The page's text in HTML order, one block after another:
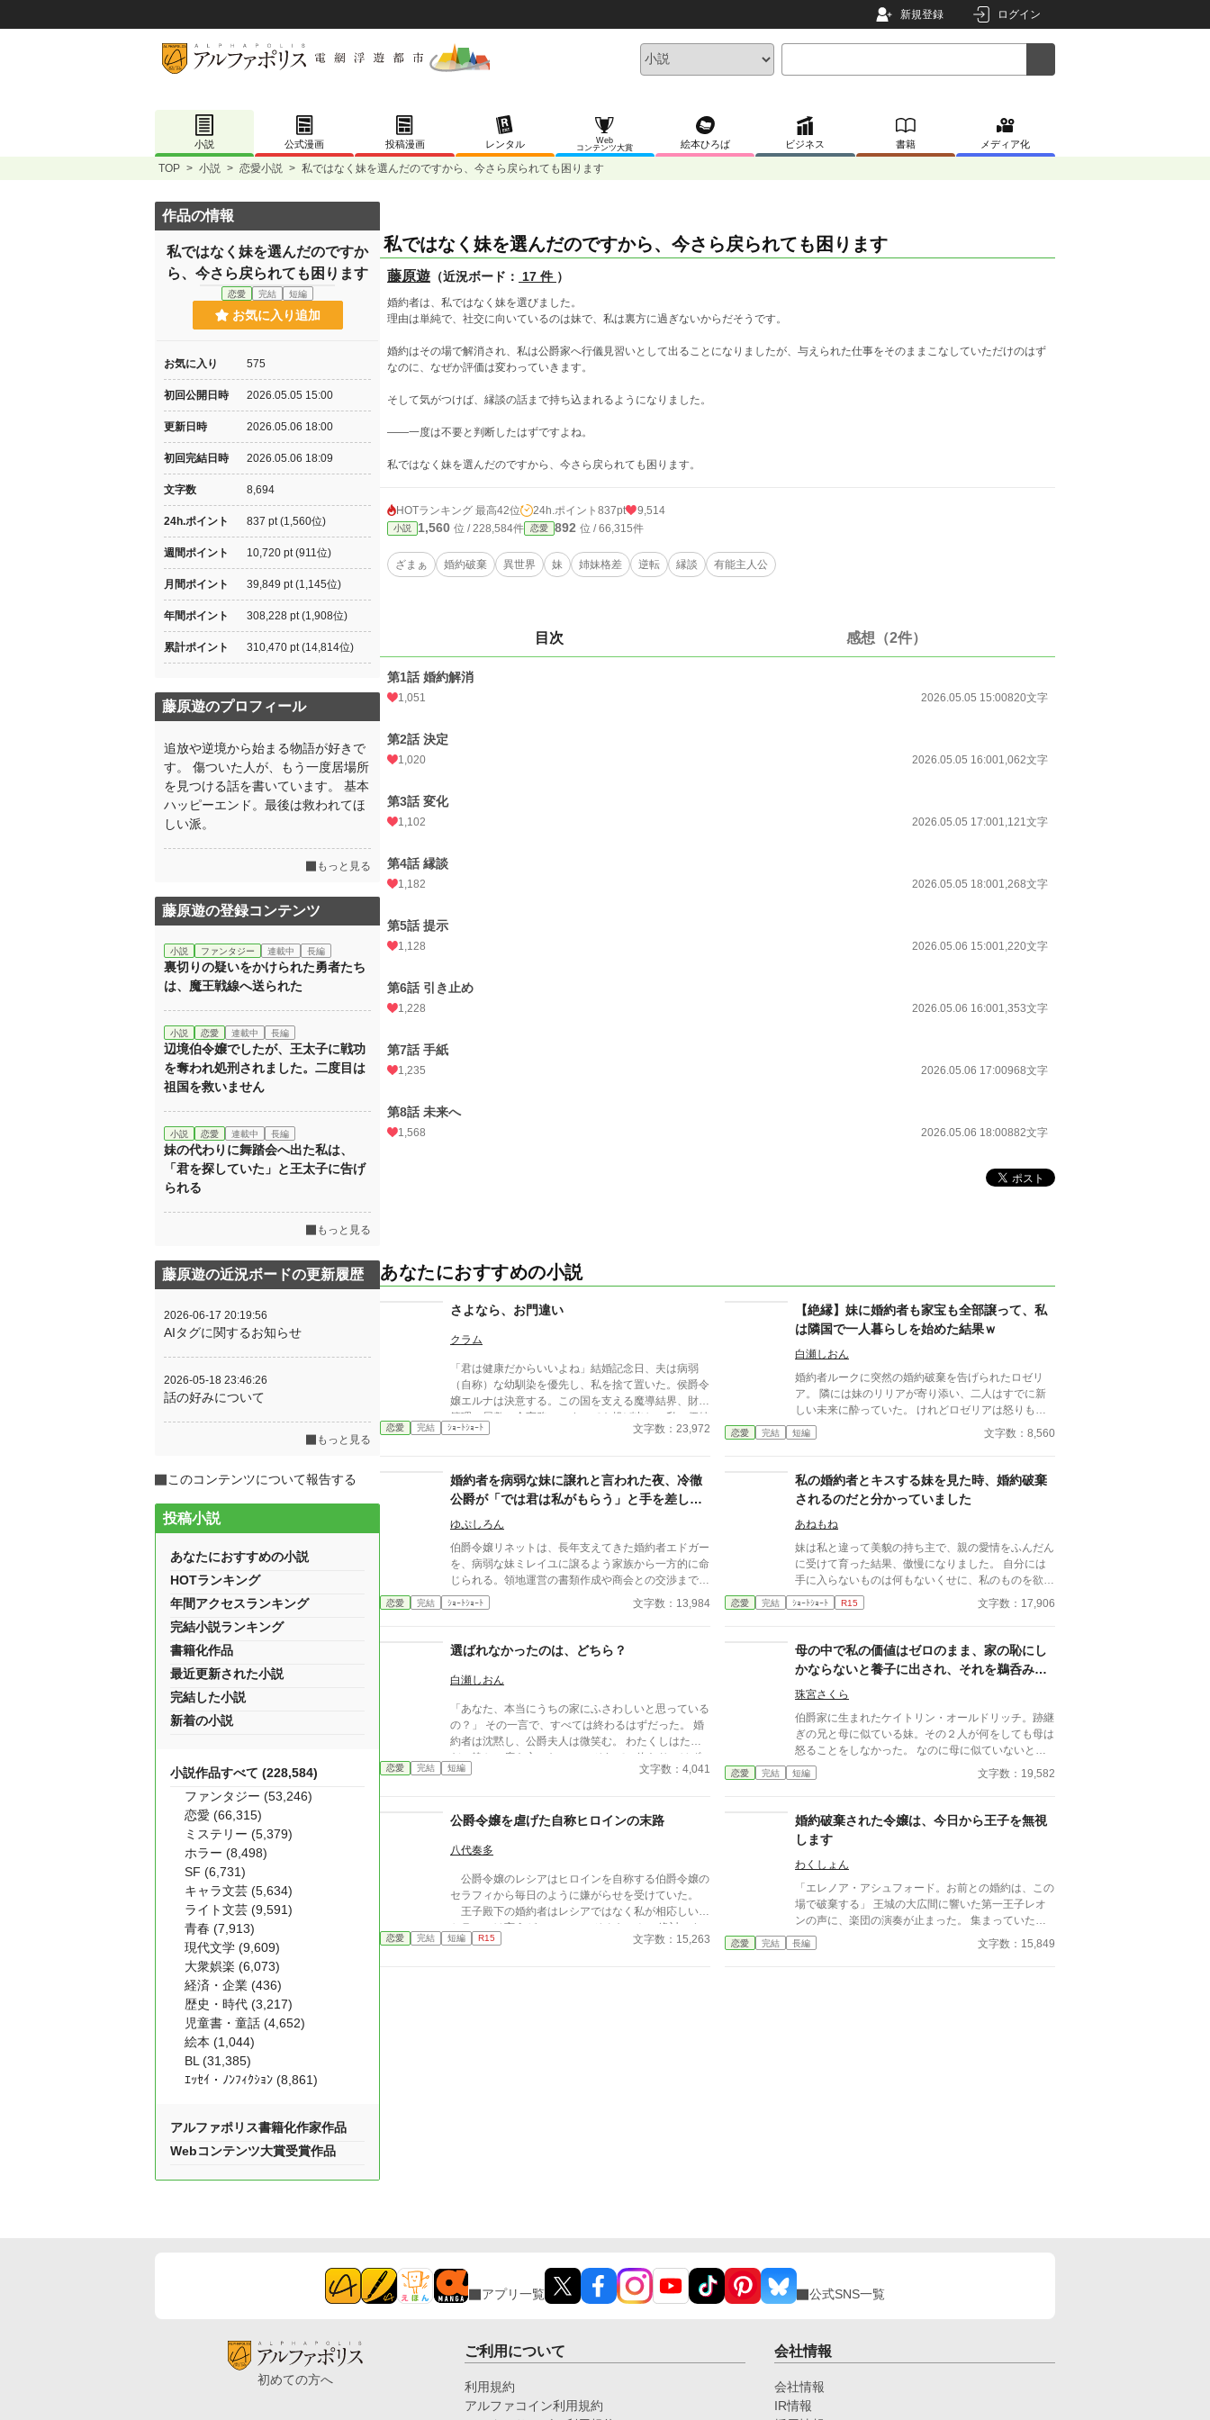
新規登録 ログイン
小説 公式漫画 投稿漫画 レンタル
Web
コンテンツ大賞
絵本ひろば ビジネス 書籍 メディア化
TOP > 小説 > 恋愛小説 > 私ではなく妹を選んだのですから、今さら戻られても困ります
私ではなく妹を選んだのですから、今さら戻られても困ります
藤原遊 （近況ボード： 17 件 ）
婚約者は、私ではなく妹を選びました。
理由は単純で、社交に向いているのは妹で、私は裏方に過ぎないからだそうです。
婚約はその場で解消され、私は公爵家へ行儀見習いとして出ることになりましたが、与えられた仕事をそのままこなしていただけのはず
なのに、なぜか評価は変わっていきます。
そして気がつけば、縁談の話まで持ち込まれるようになりました。
——一度は不要と判断したはずですよね。
私ではなく妹を選んだのですから、今さら戻られても困ります。
HOTランキング 最高42位 24h.ポイント 837pt 9,514
小説 1,560 位 / 228,584件 恋愛 892 位 / 66,315件
ざまぁ 婚約破棄 異世界 妹 姉妹格差 逆転 縁談 有能主人公
目次 感想（2件）
第1話 婚約解消
1,051 2026.05.05 15:00820文字
第2話 決定
1,020 2026.05.05 16:001,062文字
第3話 変化
1,102 2026.05.05 17:001,121文字
第4話 縁談
1,182 2026.05.05 18:001,268文字
第5話 提示
1,128 2026.05.06 15:001,220文字
第6話 引き止め
1,228 2026.05.06 16:001,353文字
第7話 手紙
1,235 2026.05.06 17:00968文字
第8話 未来へ
1,568 2026.05.06 18:00882文字
あなたにおすすめの小説
さよなら、お門違い
クラム
「君は健康だからいいよね」結婚記念日、夫は病弱
（自称）な幼馴染を優先し、私を捨て置いた。侯爵令
嬢エルナは決意する。この国を支える魔導結界、財政
管理、屋敷の全実務――すべてを投げ出し、私の価値
を正しく評価する場所へ行くと。鍵を折った瞬間、崩
恋愛 完結 ｼｮｰﾄｼｮｰﾄ 文字数：23,972
【絶縁】妹に婚約者も家宝も全部譲って、私
は隣国で一人暮らしを始めた結果ｗ
白瀬しおん
婚約者ルークに突然の婚約破棄を告げられたロゼリ
ア。 隣には妹のリリアが寄り添い、二人はすでに新
しい未来に酔っていた。 けれどロゼリアは怒りも悲
しみも見せず、婚約者も、屋敷も、そしてアルドレイ
ン家に伝わる“家宝の首飾り”までも妹に譲って、ひと
は、驚くほど穏やかだった。 美味しいスープ、星読
みにスケッチ、親切な人々。 ようやく手に入れた
「自分の人生」を、ロゼリアは静かに楽しみ始める。
一方その頃—— 家宝の首飾りを手に入れた妹と元婚
約者は、少しずつ“何か”がおかしくなり始めてい
て……？ これは全部を手放した令嬢が、隣国で幸せ
を掴むまでのお話。🌹
恋愛 完結 短編 文字数：8,560
婚約者を病弱な妹に譲れと言われた夜、冷徹
公爵が「では君は私がもらう」と手を差し伸
べてくれました
ゆぷしろん
伯爵令嬢リネットは、長年支えてきた婚約者エドガー
を、病弱な妹ミレイユに譲るよう家族から一方的に命
じられる。領地運営の書類作成や商会との交渉までこ
なし、婚約者を陰で支えてきたにもかかわらず、その
働きはすべて当然のように奪われてきたのだ。 失意
は、“冷徹公爵”と噂される王弟アシュレイ・クロフォ
ード。 彼はリネットの才覚を見抜き、「では君は私
がもらう」と告げて、公爵領へ迎え入れる。 ようや
は、北方公爵領で筆頭補佐官として活躍し始める。一
方、彼女を失った元婚約者と家族は、次第に行き詰ま
っていき――。 これは、搾取され続けた令嬢が、自
分の価値を認めてくれる人と出会い、後悔する者たち
を置き去りにして幸せを掴む物語。
恋愛 完結 ｼｮｰﾄｼｮｰﾄ 文字数：13,984
私の婚約者とキスする妹を見た時、婚約破棄
されるのだと分かっていました
あねもね
妹は私と違って美貌の持ち主で、親の愛情をふんだん
に受けて育った結果、傲慢になりました。 自分には
手に入らないものは何もないくせに、私のものを欲し
がり、果てには私の婚約者まで奪いました。 その時
分かりました。婚約破棄されるのだと……。
恋愛 完結 ｼｮｰﾄｼｮｰﾄ R15 文字数：17,906
選ばれなかったのは、どちら？
白瀬しおん
「あなた、本当にうちの家にふさわしいと思っている
の？」 その一言で、すべては終わるはずだった。 婚
約者は沈黙し、公爵夫人は微笑む。 わたくしはた
だ、静かに席を立った。 ――それで、終わりのはず
だったのに。 届いた一通の封書。 王城からの照会。
恋愛 完結 短編 文字数：4,041
母の中で私の価値はゼロのまま、家の恥にし
かならないと養子に出され、それを鵜呑みに
した父に縁を切られたおかげで幸せになれま
珠宮さくら
伯爵家に生まれたケイトリン・オールドリッチ。跡継
ぎの兄と母に似ている妹。その２人が何をしても母は
怒ることをしなかった。 なのに母に似ていないとい
う理由で、ケイトリンは理不尽な目にあい続けてい
た。そんな日々に嫌気がさしたケイトリンは、兄妹を
恋愛 完結 短編 文字数：19,582
公爵令嬢を虐げた自称ヒロインの末路
八代奏多
公爵令嬢のレシアはヒロインを自称する伯爵令嬢の
セラフィから毎日のように嫌がらせを受けていた。
王子殿下の婚約者はレシアではなく私が相応しいと
セラフィは言うが…… ……そんなこと、絶対にさ
せませんわよ？
恋愛 完結 短編 R15 文字数：15,263
婚約破棄された令嬢は、今日から王子を無視
します
わくしょん
「エレノア・アシュフォード。お前との婚約は、この
場で破棄する」 王城の大広間に響いた第一王子レオ
ンの声に、楽団の演奏が止まった。 集まっていた貴
族たちは息をのみ、次の瞬間にはざわめきが広がる。
エレノアはゆっくりと顔を上げた。 目の前では、王
恋愛 完結 長編 文字数：15,849
作品の情報
私ではなく妹を選んだのですか
ら、今さら戻られても困ります
恋愛 完結 短編
お気に入り追加
お気に入り 575
初回公開日時 2026.05.05 15:00
更新日時 2026.05.06 18:00
初回完結日時 2026.05.06 18:09
文字数 8,694
24h.ポイント 837 pt (1,560位)
週間ポイント 10,720 pt (911位)
月間ポイント 39,849 pt (1,145位)
年間ポイント 308,228 pt (1,908位)
累計ポイント 310,470 pt (14,814位)
藤原遊のプロフィール
追放や逆境から始まる物語が好きで
す。 傷ついた人が、もう一度居場所
を見つける話を書いています。 基本
ハッピーエンド。最後は救われてほ
しい派。
もっと見る
藤原遊の登録コンテンツ
小説 ファンタジー 連載中 長編
裏切りの疑いをかけられた勇者たち
は、魔王戦線へ送られた
小説 恋愛 連載中 長編
辺境伯令嬢でしたが、王太子に戦功
を奪われ処刑されました。二度目は
祖国を救いません
小説 恋愛 連載中 長編
妹の代わりに舞踏会へ出た私は、
「君を探していた」と王太子に告げ
られる
もっと見る
藤原遊の近況ボードの更新履歴
2026-06-17 20:19:56
AIタグに関するお知らせ
2026-05-18 23:46:26
話の好みについて
もっと見る
このコンテンツについて報告する
投稿小説
あなたにおすすめの小説
HOTランキング
年間アクセスランキング
完結小説ランキング
書籍化作品
最近更新された小説
完結した小説
新着の小説
小説作品すべて (228,584)
ファンタジー (53,246)
恋愛 (66,315)
ミステリー (5,379)
ホラー (8,498)
SF (6,731)
キャラ文芸 (5,634)
ライト文芸 (9,591)
青春 (7,913)
現代文学 (9,609)
大衆娯楽 (6,073)
経済・企業 (436)
歴史・時代 (3,217)
児童書・童話 (4,652)
絵本 (1,044)
BL (31,385)
ｴｯｾｲ・ﾉﾝﾌｨｸｼｮﾝ (8,861)
アルファポリス書籍化作家作品
Webコンテンツ大賞受賞作品
アプリ一覧 公式SNS一覧
初めての方へ
ご利用について
利用規約
アルファコイン利用規約
会社情報
会社情報
IR情報